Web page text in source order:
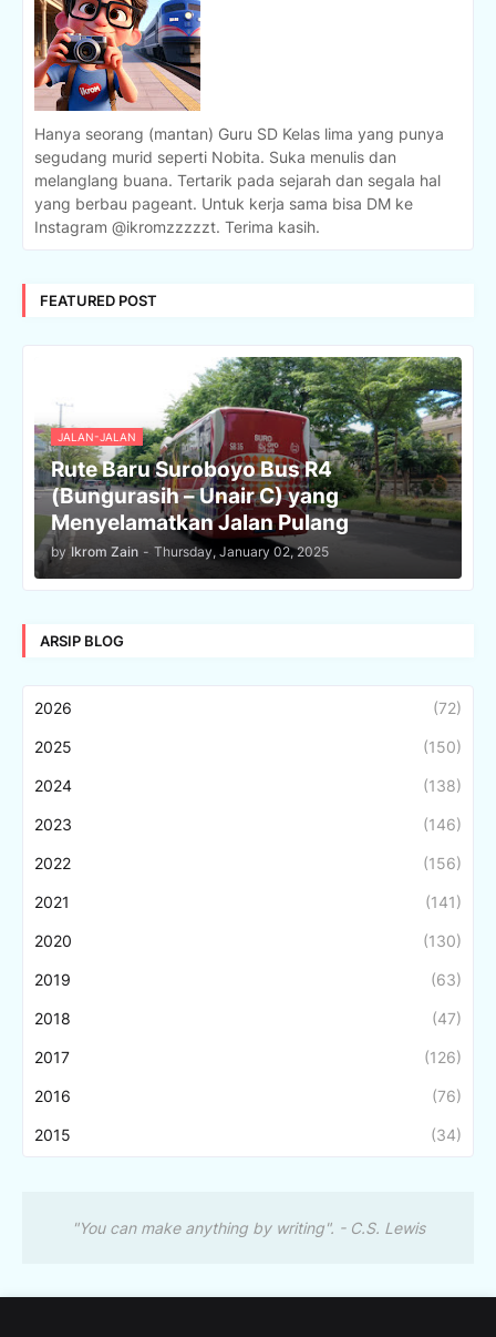
Hanya seorang (mantan) Guru SD Kelas lima yang punya
segudang murid seperti Nobita. Suka menulis dan
melanglang buana. Tertarik pada sejarah dan segala hal
yang berbau pageant. Untuk kerja sama bisa DM ke
Instagram @ikromzzzzzt. Terima kasih.
FEATURED POST
JALAN-JALAN
Rute Baru Suroboyo Bus R4
(Bungurasih – Unair C) yang
Menyelamatkan Jalan Pulang
by Ikrom Zain - Thursday, January 02, 2025
ARSIP BLOG
2026 (72)
2025 (150)
2024 (138)
2023 (146)
2022 (156)
2021 (141)
2020 (130)
2019 (63)
2018 (47)
2017 (126)
2016 (76)
2015 (34)
"You can make anything by writing". - C.S. Lewis